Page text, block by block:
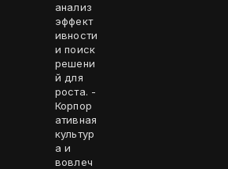
анализ
эффект
ивности
и поиск
решени
й для
роста. -
Корпор
ативная
культур
а и
вовлеч